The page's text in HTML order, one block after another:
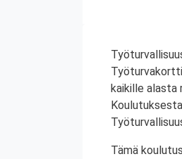
kaikille alasta
Tämä